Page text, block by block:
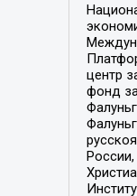
центр
фонд